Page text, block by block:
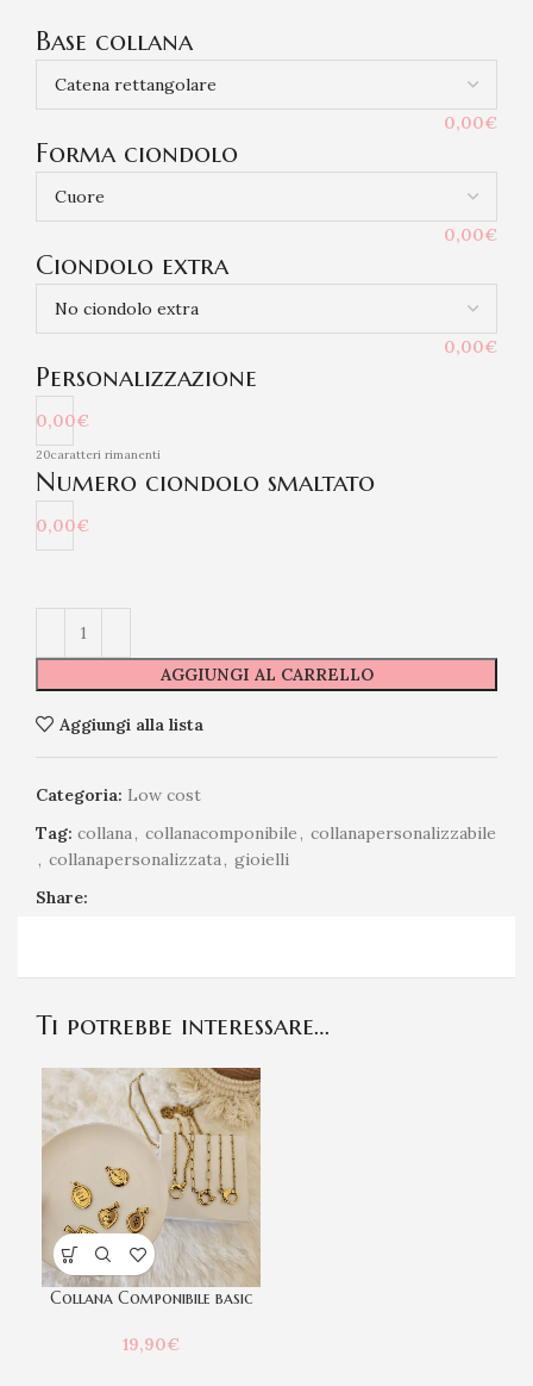
Base collana
0,00€
Forma ciondolo
0,00€
Ciondolo extra
0,00€
Personalizzazione
0,00€
20caratteri rimanenti
Numero ciondolo smaltato
0,00€
AGGIUNGI AL CARRELLO
Aggiungi alla lista
Categoria: Low cost
Tag: collana, collanacomponibile, collanapersonalizzabile
, collanapersonalizzata, gioielli
Share:
Ti potrebbe interessare…
Collana Componibile basic
19,90€